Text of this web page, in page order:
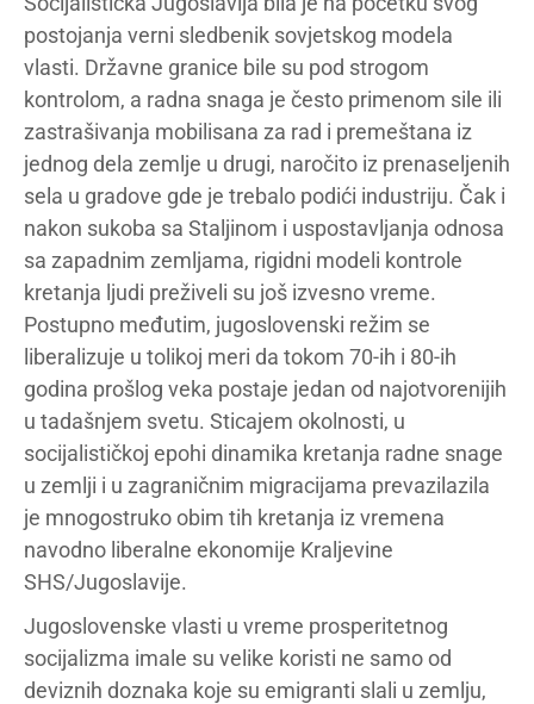
postojanja verni sledbenik sovjetskog modela
vlasti. Državne granice bile su pod strogom
kontrolom, a radna snaga je često primenom sile ili
zastrašivanja mobilisana za rad i premeštana iz
jednog dela zemlje u drugi, naročito iz prenaseljenih
sela u gradove gde je trebalo podići industriju. Čak i
nakon sukoba sa Staljinom i uspostavljanja odnosa
sa zapadnim zemljama, rigidni modeli kontrole
kretanja ljudi preživeli su još izvesno vreme.
Postupno međutim, jugoslovenski režim se
liberalizuje u tolikoj meri da tokom 70-ih i 80-ih
godina prošlog veka postaje jedan od najotvorenijih
u tadašnjem svetu. Sticajem okolnosti, u
socijalističkoj epohi dinamika kretanja radne snage
u zemlji i u zagraničnim migracijama prevazilazila
je mnogostruko obim tih kretanja iz vremena
navodno liberalne ekonomije Kraljevine
SHS/Jugoslavije.
Jugoslovenske vlasti u vreme prosperitetnog
socijalizma imale su velike koristi ne samo od
deviznih doznaka koje su emigranti slali u zemlju,